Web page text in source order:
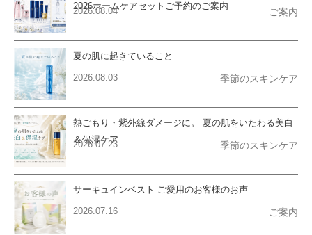
2026ホームケアセットご予約のご案内
2026.08.04 ご案内
夏の肌に起きていること
2026.08.03 季節のスキンケア
熱ごもり・紫外線ダメージに。 夏の肌をいたわる美白
＆保湿ケア
2026.07.23 季節のスキンケア
サーキュインベスト ご愛用のお客様のお声
2026.07.16 ご案内